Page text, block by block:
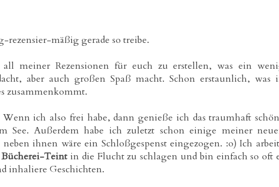
rezensier-mäßig gerade so treibe.
all meiner Rezensionen für euch zu erstellen, was ein
aber auch großen Spaß macht. Schon erstaunlich, was
zusammenkommt.
ich also frei habe, dann genieße ich das traumhaft
See. Außerdem habe ich zuletzt schon einige meiner
ihnen wäre ein Schloßgespenst eingezogen. :o) Ich
Bücherei-Teint in die Flucht zu schlagen und bin einfach so oft
inhaliere Geschichten.